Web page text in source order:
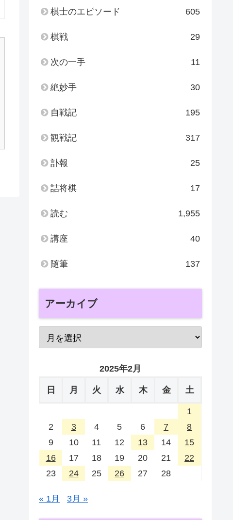
棋士のエピソード 605
棋戦 29
次の一手 11
絶妙手 30
自戦記 195
観戦記 317
訃報 25
詰将棋 17
読む 1,955
講座 40
随筆 137
アーカイブ
2025年2月
日 月 火 水 木 金 土
1
2
3 4 5 6 7
8
9
10 11 12 13 14
15
16
17 18 19 20 21
22
23
24 25 26 27 28
« 1月 3月 »